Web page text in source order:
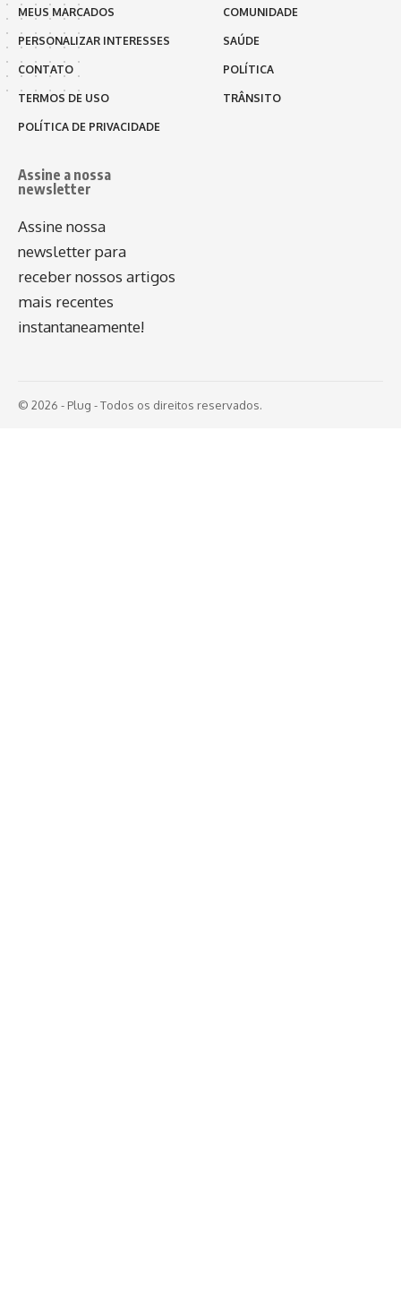
MEUS MARCADOS
PERSONALIZAR INTERESSES
CONTATO
TERMOS DE USO
POLÍTICA DE PRIVACIDADE
COMUNIDADE
SAÚDE
POLÍTICA
TRÂNSITO
Assine a nossa
newsletter
Assine nossa
newsletter para
receber nossos artigos
mais recentes
instantaneamente!
© 2026 - Plug - Todos os direitos reservados.